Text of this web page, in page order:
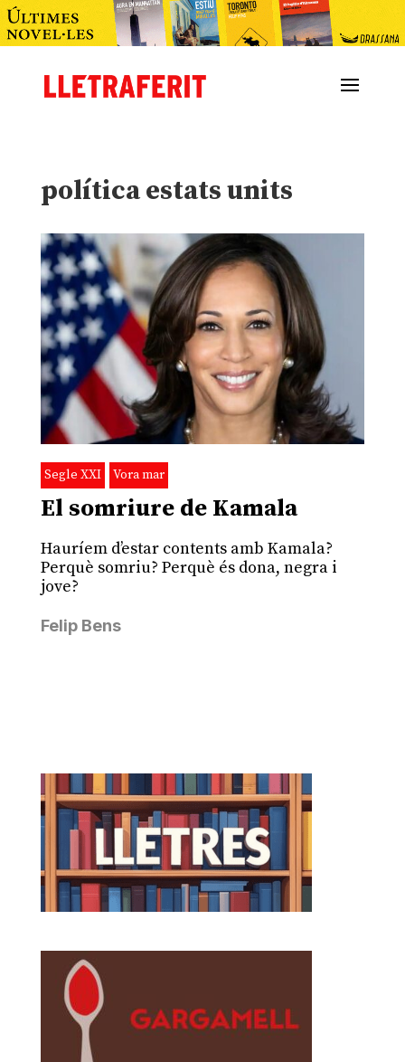
política estats units
Segle XXI Vora mar
El somriure de Kamala
Hauríem d’estar contents amb Kamala?
Perquè somriu? Perquè és dona, negra i
jove?
Felip Bens